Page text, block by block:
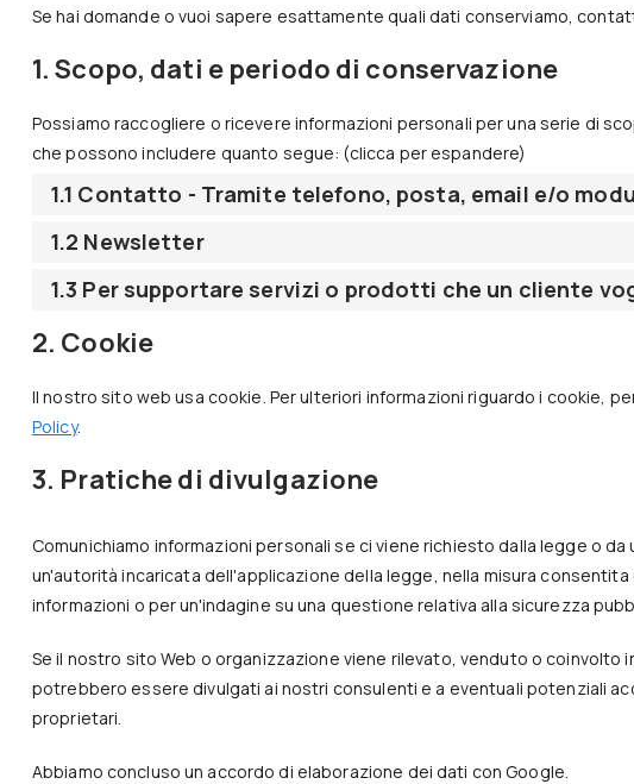
Se hai domande o vuoi sapere esattamente quali dati conserviamo,
1. Scopo, dati e periodo di conservazione
Possiamo raccogliere o ricevere informazioni personali per una serie di
che possono includere quanto segue: (clicca per espandere)
1.1 Contatto - Tramite telefono, posta, email e/o
1.2 Newsletter
1.3 Per supportare servizi o prodotti che un cliente
2. Cookie
Il nostro sito web usa cookie. Per ulteriori informazioni riguardo i cookie,
Policy.
3. Pratiche di divulgazione
Comunichiamo informazioni personali se ci viene richiesto dalla legge o
un'autorità incaricata dell'applicazione della legge, nella misura
informazioni o per un'indagine su una questione relativa alla sicurezza
Se il nostro sito Web o organizzazione viene rilevato, venduto o coinvolto
potrebbero essere divulgati ai nostri consulenti e a eventuali potenziali
proprietari.
Abbiamo concluso un accordo di elaborazione dei dati con Google.